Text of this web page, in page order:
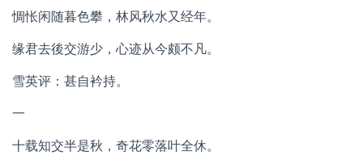
惆怅闲随暮色攀，林风秋水又经年。
缘君去後交游少，心迹从今颇不凡。
雪英评：甚自衿持。
一
十载知交半是秋，奇花零落叶全休。